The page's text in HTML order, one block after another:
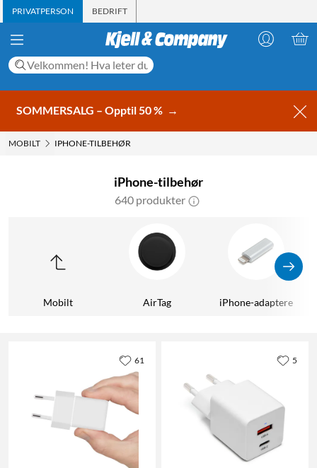
PRIVATPERSON BEDRIFT
SOMMERSALG – Opptil 50 % →
MOBILT IPHONE-TILBEHØR
iPhone-tilbehør
640 produkter
Mobilt AirTag iPhone-adaptere
61 5